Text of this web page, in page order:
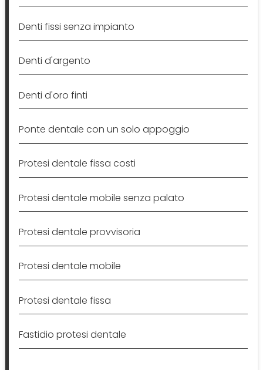
Denti fissi senza impianto
Denti d'argento
Denti d'oro finti
Ponte dentale con un solo appoggio
Protesi dentale fissa costi
Protesi dentale mobile senza palato
Protesi dentale provvisoria
Protesi dentale mobile
Protesi dentale fissa
Fastidio protesi dentale